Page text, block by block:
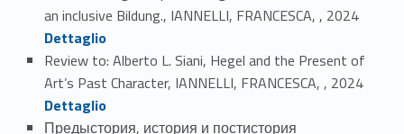
an inclusive Bildung., IANNELLI, FRANCESCA, , 2024
Dettaglio
Review to: Alberto L. Siani, Hegel and the Present of
Art’s Past Character, IANNELLI, FRANCESCA, , 2024
Dettaglio
Предыстория, история и постистория